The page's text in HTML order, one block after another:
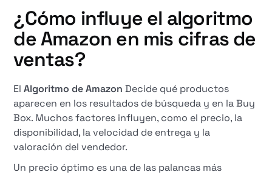
¿Cómo influye el algoritmo
de Amazon en mis cifras de
ventas?
ElAlgoritmo de Amazon Decide qué productos
aparecen en los resultados de búsqueda y en la Buy
Box. Muchos factores influyen, como el precio, la
disponibilidad, la velocidad de entrega y la
valoración del vendedor.
Un precio óptimo es una de las palancas más